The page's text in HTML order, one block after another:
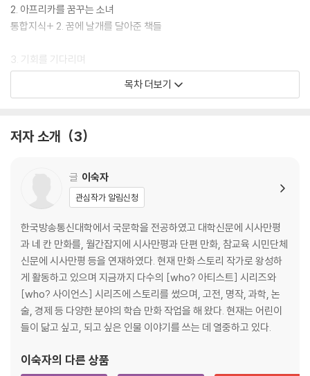
를 탐색하고 설계해 볼 수 있습니다.
2. 아프리카를 꿈꾸는 소녀
통합지식+ 2. 꿈에 날개를 달아준 책들
3. 기회를 기다리며
통합지식+ 3. 제인이 어린 시절 만난 동물들
통합지식+ 5. 유인원을 연구한 학자들
6. 침팬지 친구들
통합지식+ 6. 인간의 친구, 침팬지
7. 동물 사랑과 환경 운동
어린이 진로 탐색 ‘동물학자’
연표
찾아보기
목차 더보기
저자 소개 3
글 이숙자
관심작가 알림신청
한국방송통신대학에서 국문학을 전공하였고 대학신문에 시사만평
과 네 칸 만화를, 월간잡지에 시사만평과 단편 만화, 참교육 시민단체
신문에 시사만평 등을 연재하였다. 현재 만화 스토리 작가로 왕성하
게 활동하고 있으며 지금까지 다수의 [who? 아티스트] 시리즈와
[who? 사이언스] 시리즈에 스토리를 썼으며, 고전, 명작, 과학, 논
술, 경제 등 다양한 분야의 학습 만화 작업을 해 왔다. 현재는 어린이
들이 닮고 싶고, 되고 싶은 인물 이야기를 쓰는 데 열중하고 있다.
이숙자의 다른 상품